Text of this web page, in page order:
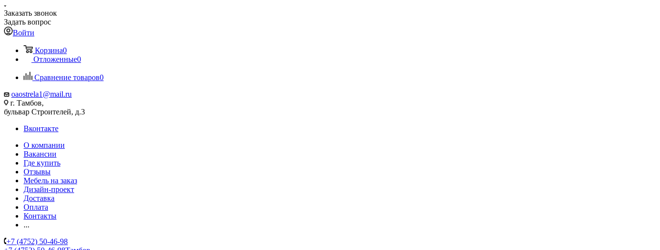
Заказать звонок
Задать вопрос
Войти
Корзина0
Отложенные0
Сравнение товаров0
oaostrela1@mail.ru
г. Тамбов,
бульвар Строителей, д.3
Вконтакте
О компании
Вакансии
Где купить
Отзывы
Мебель на заказ
Дизайн-проект
Доставка
Оплата
Контакты
...
+7 (4752) 50-46-98